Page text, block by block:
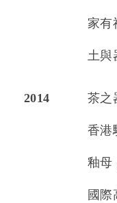
家有
土與
2014 茶之
香港
釉母
國